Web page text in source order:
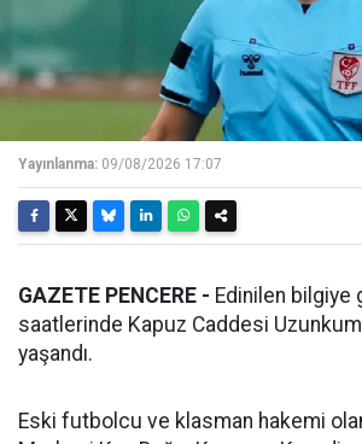
Yayınlanma: 09/08/2026 17:07
GAZETE PENCERE - Edinilen bilgiye
saatlerinde Kapuz Caddesi
yaşandı.
Eski futbolcu ve klasman hakemi